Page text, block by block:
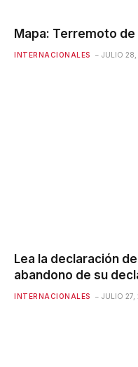
Mapa: Terremoto
INTERNACIONALES JULIO
Lea la declaración
abandono de su
INTERNACIONALES JULIO 27,